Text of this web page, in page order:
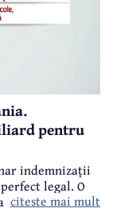
pentru
indemnizații
legal. O
și care
citeste mai mult